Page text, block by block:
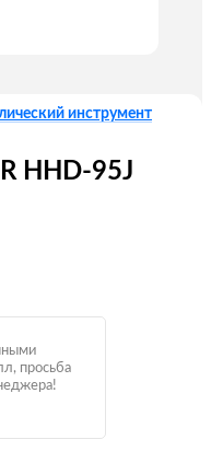
инструмент
HHD-95J
просьба